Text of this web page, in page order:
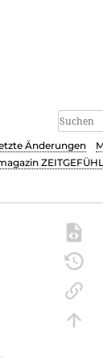
Änderungen
ZEITGEFÜHL